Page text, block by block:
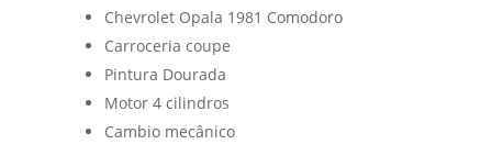
Chevrolet Opala 1981 Comodoro
Carroceria coupe
Pintura Dourada
Motor 4 cilindros
Cambio mecânico